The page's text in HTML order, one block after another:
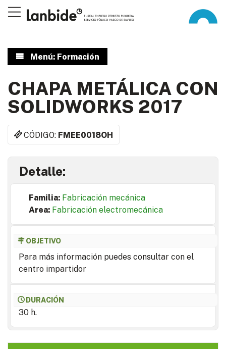
Menú: Formación
CHAPA METÁLICA CON
SOLIDWORKS 2017
CÓDIGO: FMEE0018OH
Detalle:
Familia: Fabricación mecánica
Area: Fabricación electromecánica
OBJETIVO
Para más información puedes consultar con el
centro impartidor
DURACIÓN
30 h.